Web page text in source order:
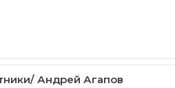
Андрей Агапов